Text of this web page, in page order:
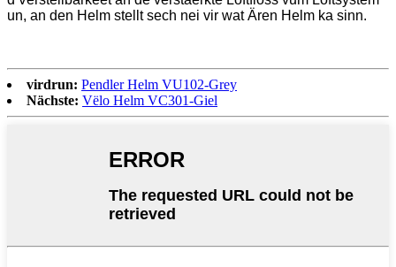
un, an den Helm stellt sech nei vir wat Ären Helm ka sinn.
virdrun: Pendler Helm VU102-Grey
Nächste: Vëlo Helm VC301-Giel